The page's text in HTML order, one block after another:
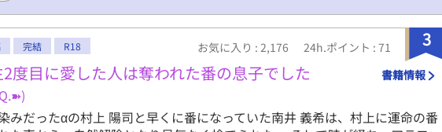
3
完結 R18 お気に入り : 2,176 24h.ポイント : 71
2度目に愛した人は奪われた番の息子でした 書籍情報
みだったαの村上 陽司と早くに番になっていた南井 義希は、村上に運命の番